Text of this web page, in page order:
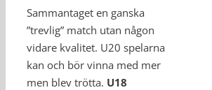
Sammantaget en ganska
”trevlig” match utan någon
vidare kvalitet. U20 spelarna
kan och bör vinna med mer
men blev trötta. U18